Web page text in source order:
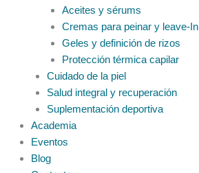
Aceites y sérums
Cremas para peinar y leave-In
Geles y definición de rizos
Protección térmica capilar
Cuidado de la piel
Salud integral y recuperación
Suplementación deportiva
Academia
Eventos
Blog